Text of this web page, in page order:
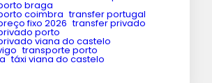
braga
coimbra transfer portugal
fixo 2026 transfer privado
porto
viana do castelo
transporte porto
táxi viana do castelo